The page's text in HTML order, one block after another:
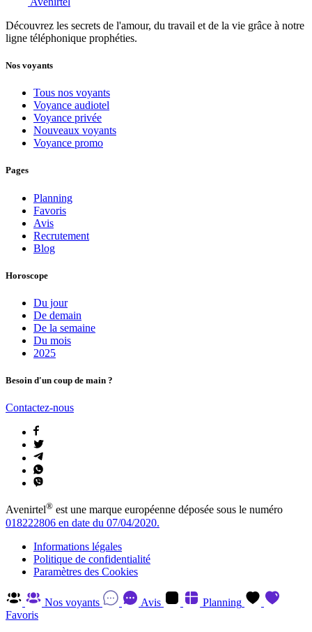
Découvrez les secrets de l'amour, du travail et de la vie grâce à notre
ligne téléphonique prophéties.
Nos voyants
Tous nos voyants
Voyance audiotel
Voyance privée
Nouveaux voyants
Voyance promo
Pages
Planning
Favoris
Avis
Recrutement
Blog
Horoscope
Du jour
De demain
De la semaine
Du mois
2025
Besoin d'un coup de main ?
Contactez-nous
Avenirtel® est une marque européenne déposée sous le numéro
018222806 en date du 07/04/2020.
Informations légales
Politique de confidentialité
Paramètres des Cookies
Nos voyants Avis
Planning
Favoris